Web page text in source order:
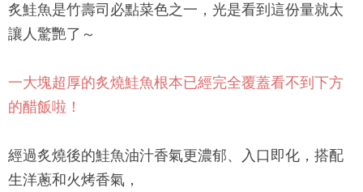
炙鮭魚是竹壽司必點菜色之一，光是看到這份量就太
讓人驚艷了～
一大塊超厚的炙燒鮭魚根本已經完全覆蓋看不到下方
的醋飯啦！
經過炙燒後的鮭魚油汁香氣更濃郁、入口即化，搭配
生洋蔥和火烤香氣，